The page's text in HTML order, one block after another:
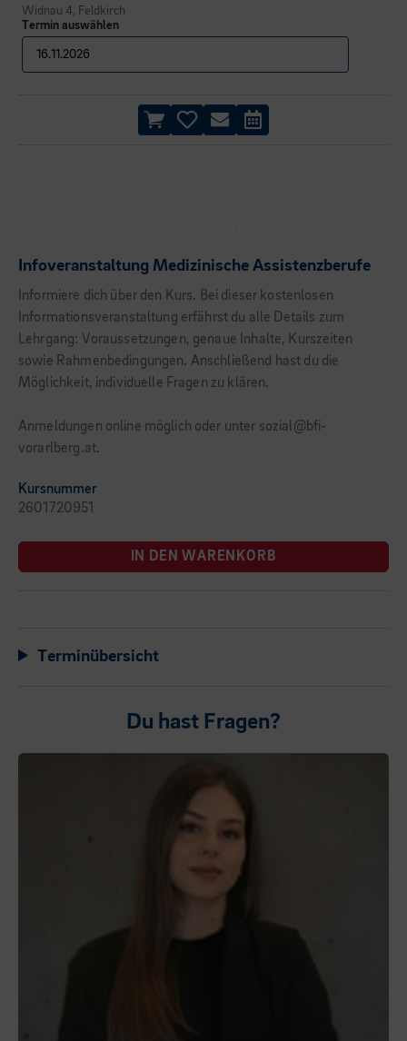
Widnau 4, Feldkirch
Termin auswählen
Infoveranstaltung Medizinische Assistenzberufe
Informiere dich über den Kurs. Bei dieser kostenlosen
Informationsveranstaltung erfährst du alle Details zum
Lehrgang: Voraussetzungen, genaue Inhalte, Kurszeiten
sowie Rahmenbedingungen. Anschließend hast du die
Möglichkeit, individuelle Fragen zu klären.
Anmeldungen online möglich oder unter sozial@bfi-
vorarlberg.at.
Kursnummer
2601720951
IN DEN WARENKORB
Terminübersicht
Du hast Fragen?